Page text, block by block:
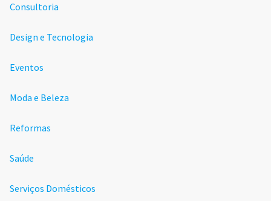
Consultoria
Design e Tecnologia
Eventos
Moda e Beleza
Reformas
Saúde
Serviços Domésticos